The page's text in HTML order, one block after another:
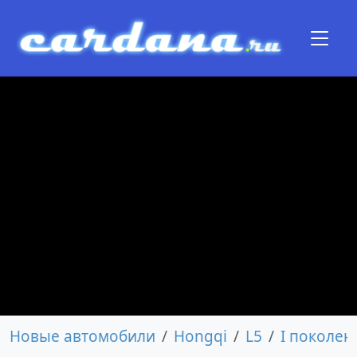
Новые автомобили Hongqi L5 I